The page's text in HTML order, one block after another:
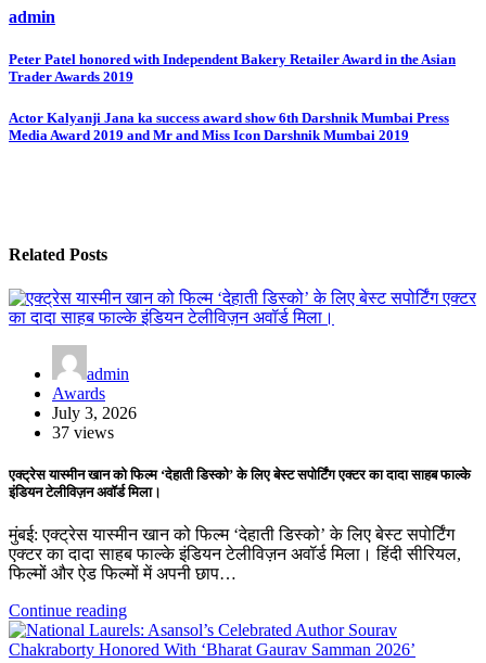
admin
Post
navigation
Peter Patel honored with Independent Bakery Retailer Award in the Asian
Trader Awards 2019
Actor Kalyanji Jana ka success award show 6th Darshnik Mumbai Press
Media Award 2019 and Mr and Miss Icon Darshnik Mumbai 2019
Related Posts
admin
Awards
July 3, 2026
37 views
एक्ट्रेस यास्मीन खान को फिल्म ‘देहाती डिस्को’ के लिए बेस्ट सपोर्टिंग एक्टर का दादा साहब फाल्के
इंडियन टेलीविज़न अवॉर्ड मिला।
मुंबई: एक्ट्रेस यास्मीन खान को फिल्म ‘देहाती डिस्को’ के लिए बेस्ट सपोर्टिंग
एक्टर का दादा साहब फाल्के इंडियन टेलीविज़न अवॉर्ड मिला। हिंदी सीरियल,
फिल्मों और ऐड फिल्मों में अपनी छाप…
Continue reading